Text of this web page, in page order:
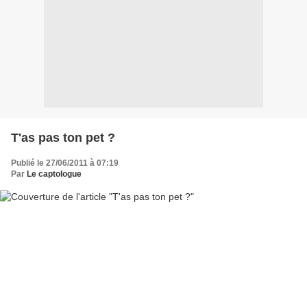
T'as pas ton pet ?
Publié le 27/06/2011 à 07:19
Par Le captologue